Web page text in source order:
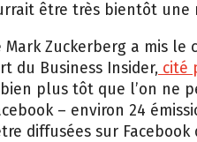
être très bientôt une
Zuckerberg a mis le
du Business Insider, cité
plus tôt que l’on ne
– environ 24
diffusées sur Facebook